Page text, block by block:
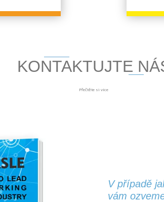
KONTAKTUJTE
Přečtěte si více
V případě
vám